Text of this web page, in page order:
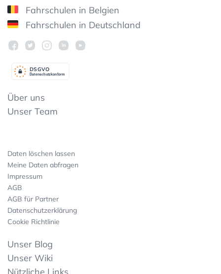
Fahrschulen in Belgien
Fahrschulen in Deutschland
Datenschutzkonform
DSGVO
Über uns
Unser Team
Daten löschen lassen
Meine Daten abfragen
Impressum
AGB
AGB für Partner
Datenschutzerklärung
Cookie Richtlinie
Unser Blog
Unser Wiki